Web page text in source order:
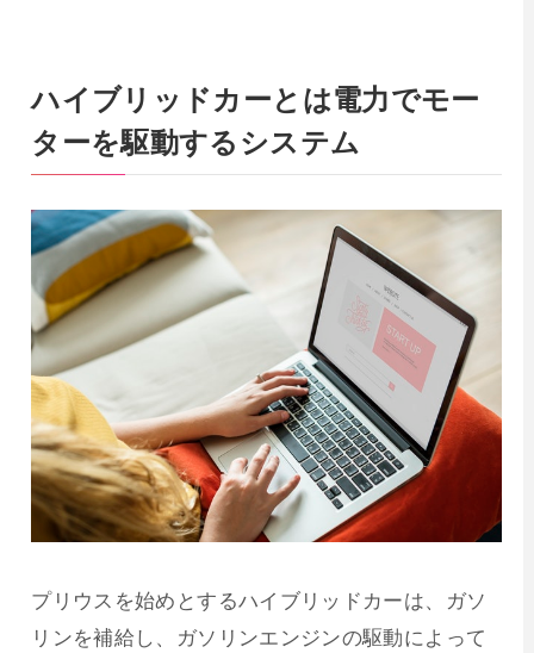
ハイブリッドカーとは電力でモー
ターを駆動するシステム
プリウスを始めとするハイブリッドカーは、ガソ
リンを補給し、ガソリンエンジンの駆動によって